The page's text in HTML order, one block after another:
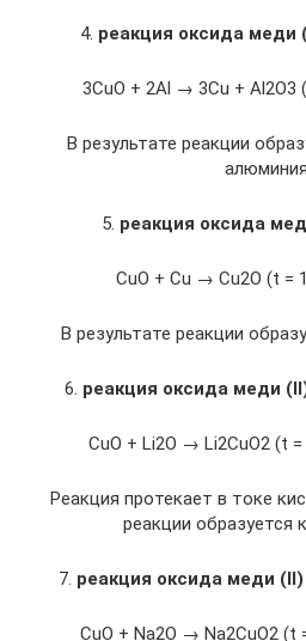
4. реакция оксида меди
3CuО + 2Al → 3Cu + Al2О3
В результате реакции
5. реакция оксида
CuО + Cu → Cu2О (t =
В результате реакции
6. реакция оксида меди
CuО + Li2О → Li2CuО2 (t =
Реакция протекает в токе
реакции образуется
7. реакция оксида меди (II)
CuО + Na2О → Na2CuО2 (t